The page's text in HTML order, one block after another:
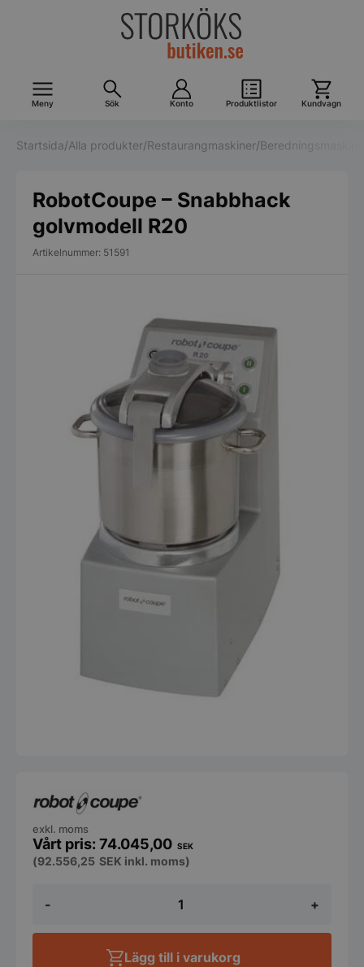
Meny Sök Konto Produktlistor Kundvagn
Startsida/Alla produkter/Restaurangmaskiner/
RobotCoupe – Snabbhack
golvmodell R20
Artikelnummer: 51591
-
golvmodell
+
74.045,00 SEK
exkl. moms
(92.556,25 SEK inkl. moms)
Lägg till i varukorg